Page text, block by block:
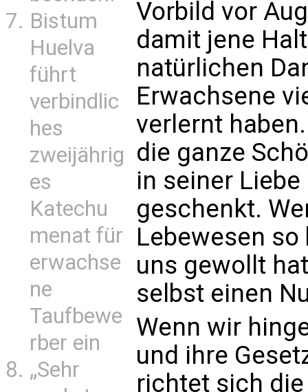
Bistum
Huelva
führt
verbindlic
hes
zweijährig
es
Katechu
menat für
erwachse
ne
Taufbewe
rber ein
„Sehr
Vorbild vor
damit jene
natürlichen
Erwachsene
verlernt
die ganze
in seiner
geschenkt.
Lebewesen
uns gewollt
selbst einen
Wenn wir
und ihre
richtet sich